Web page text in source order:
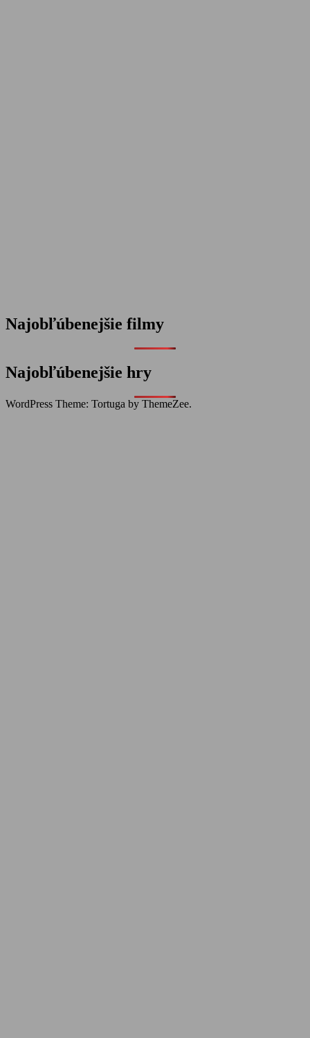
Najobľúbenejšie filmy
Najobľúbenejšie hry
WordPress Theme: Tortuga by ThemeZee.